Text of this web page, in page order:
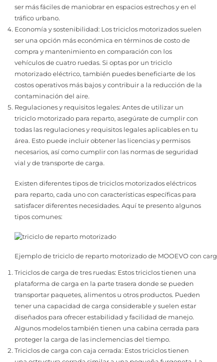
ser más fáciles de maniobrar en espacios estrechos y en el
tráfico urbano.
Economía y sostenibilidad: Los triciclos motorizados suelen
ser una opción más económica en términos de costo de
compra y mantenimiento en comparación con los
vehículos de cuatro ruedas. Si optas por un triciclo
motorizado eléctrico, también puedes beneficiarte de los
costos operativos más bajos y contribuir a la reducción de la
contaminación del aire.
Regulaciones y requisitos legales: Antes de utilizar un
triciclo motorizado para reparto, asegúrate de cumplir con
todas las regulaciones y requisitos legales aplicables en tu
área. Esto puede incluir obtener las licencias y permisos
necesarios, así como cumplir con las normas de seguridad
vial y de transporte de carga.
Existen diferentes tipos de triciclos motorizados eléctricos
para reparto, cada uno con características específicas para
satisfacer diferentes necesidades. Aquí te presento algunos
tipos comunes:
Ejemplo de triciclo de reparto motorizado de MOOEVO con
Triciclos de carga de tres ruedas: Estos triciclos tienen una
plataforma de carga en la parte trasera donde se pueden
transportar paquetes, alimentos u otros productos. Pueden
tener una capacidad de carga considerable y suelen estar
diseñados para ofrecer estabilidad y facilidad de manejo.
Algunos modelos también tienen una cabina cerrada para
proteger la carga de las inclemencias del tiempo.
Triciclos de carga con caja cerrada: Estos triciclos tienen